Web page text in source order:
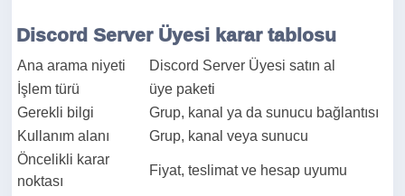
Discord Server Üyesi karar tablosu
Ana arama niyeti
Discord Server Üyesi satın al
İşlem türü
üye paketi
Gerekli bilgi
Grup, kanal ya da sunucu bağlantısı
Kullanım alanı
Grup, kanal veya sunucu
Öncelikli karar
noktası
Fiyat, teslimat ve hesap uyumu